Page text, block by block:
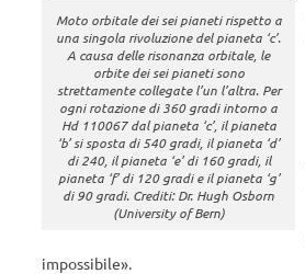
Moto orbitale dei sei pianeti rispetto a
una singola rivoluzione del pianeta ‘c’.
A causa delle risonanza orbitale, le
orbite dei sei pianeti sono
strettamente collegate l’un l’altra. Per
ogni rotazione di 360 gradi intorno a
Hd 110067 dal pianeta ‘c’, il pianeta
‘b’ si sposta di 540 gradi, il pianeta ‘d’
di 240, il pianeta ‘e’ di 160 gradi, il
pianeta ‘f’ di 120 gradi e il pianeta ‘g’
di 90 gradi. Crediti: Dr. Hugh Osborn
(University of Bern)
impossibile».